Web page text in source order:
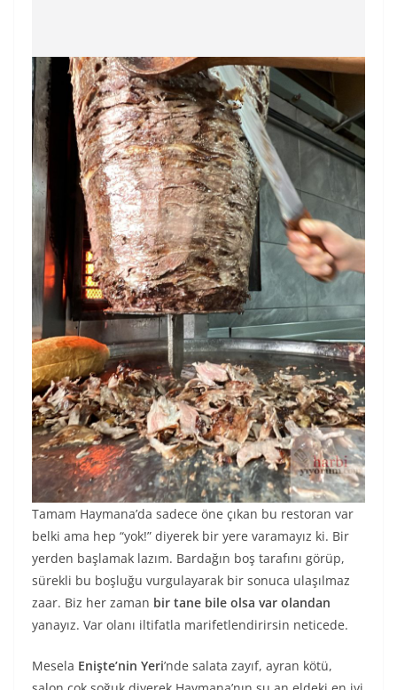
Tamam Haymana’da sadece öne çıkan bu restoran var
belki ama hep “yok!” diyerek bir yere varamayız ki. Bir
yerden başlamak lazım. Bardağın boş tarafını görüp,
sürekli bu boşluğu vurgulayarak bir sonuca ulaşılmaz
zaar. Biz her zaman bir tane bile olsa var olandan
yanayız. Var olanı iltifatla marifetlendirirsin neticede.
Mesela Enişte’nin Yeri’nde salata zayıf, ayran kötü,